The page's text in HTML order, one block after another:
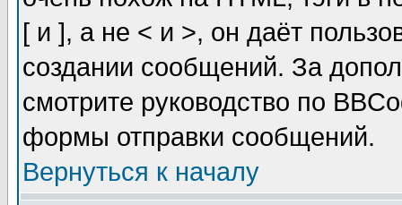
[ и ], а не < и >, он даёт
создании сообщений. За
смотрите руководство по
формы отправки сообщений.
Вернуться к началу